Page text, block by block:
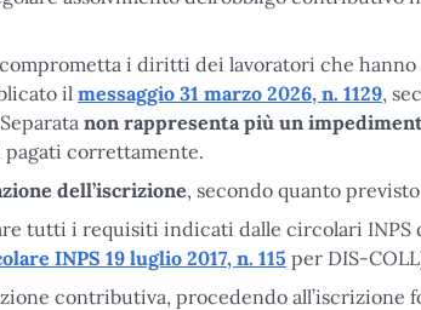
i diritti dei lavoratori che
il messaggio 31 marzo 2026, n. 1129,
non rappresenta più un
correttamente.
dell’iscrizione, secondo quanto
tutti i requisiti indicati dalle circolari
INPS 19 luglio 2017, n. 115 per DIS-
contributiva, procedendo all’iscrizione